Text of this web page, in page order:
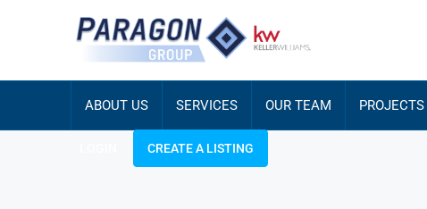
ABOUT US SERVICES OUR TEAM PROJECTS
CREATE A LISTING